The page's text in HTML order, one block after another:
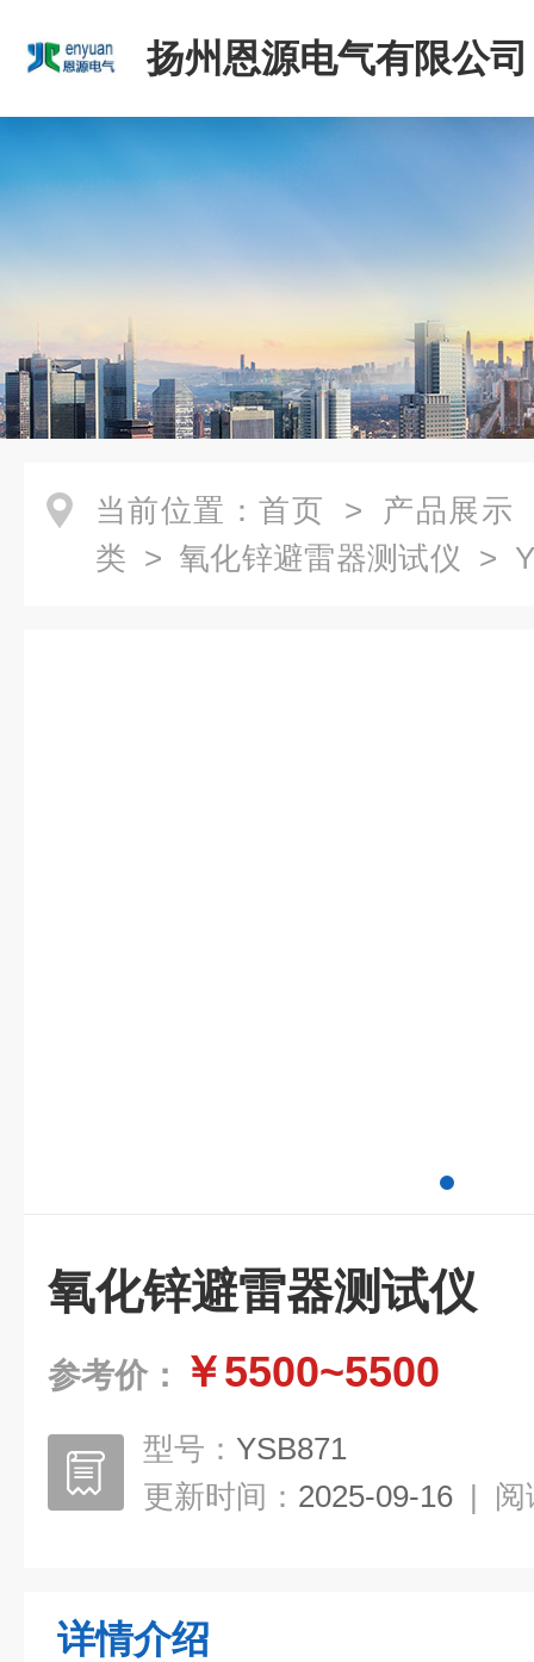
扬州恩源电气有限公司
当前位置： 首页 > 产品展示
类 > 氧化锌避雷器测试仪 >
氧化锌避雷器测试仪
参考价： ￥5500~5500
型号： YSB871
更新时间： 2025-09-16 | 阅
详情介绍